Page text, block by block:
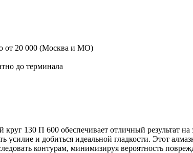
от 20 000 (Москва и МО)
до терминала
130 П 600 обеспечивает отличный результат
усилие и добиться идеальной гладкости. Этот
контурам, минимизируя вероятность